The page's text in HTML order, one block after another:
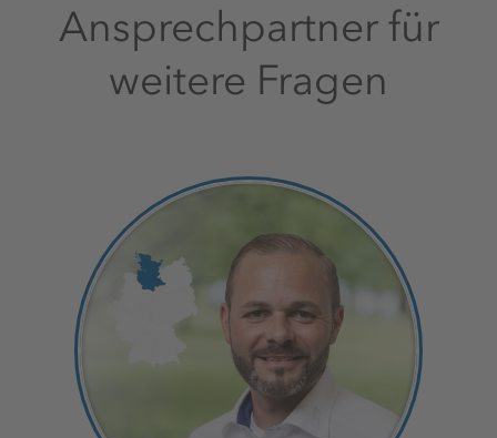
Ansprechpartner für
weitere Fragen